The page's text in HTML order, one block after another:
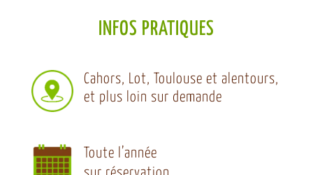
INFOS PRATIQUES
Cahors, Lot, Toulouse et alentours,
et plus loin sur demande
Toute l’année